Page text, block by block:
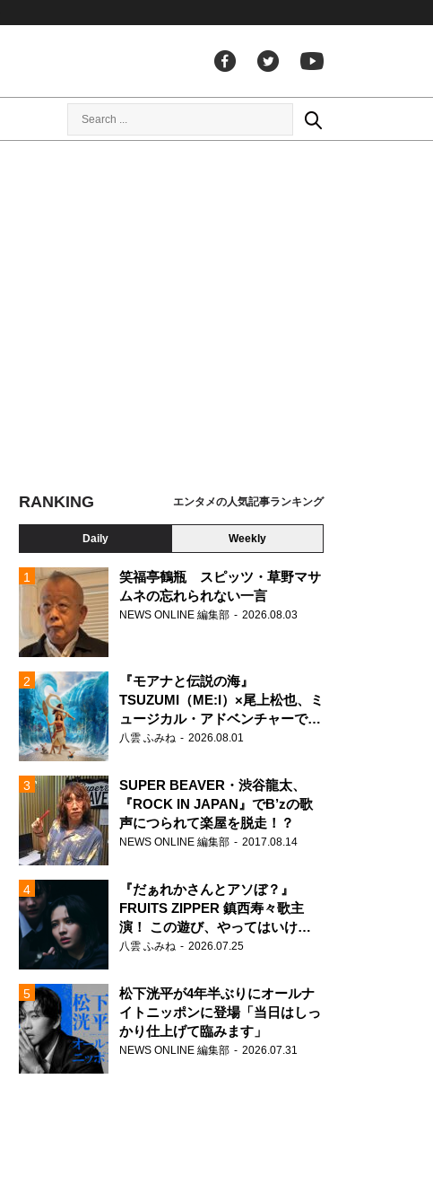
RANKING エンタメの人気記事ランキング
Daily Weekly
笑福亭鶴瓶 スピッツ・草野マサ
ムネの忘れられない一言
NEWS ONLINE 編集部 2026.08.03
『モアナと伝説の海』
TSUZUMI（ME:I）×尾上松也、ミ
ュージカル・アドベンチャーで美
声を響かせる
八雲 ふみね 2026.08.01
SUPER BEAVER・渋谷龍太、
『ROCK IN JAPAN』でB’zの歌
声につられて楽屋を脱走！？
NEWS ONLINE 編集部 2017.08.14
『だぁれかさんとアソぼ？』
FRUITS ZIPPER 鎮西寿々歌主
演！ この遊び、やってはいけま
せん。
八雲 ふみね 2026.07.25
松下洸平が4年半ぶりにオールナ
イトニッポンに登場「当日はしっ
かり仕上げて臨みます」
NEWS ONLINE 編集部 2026.07.31